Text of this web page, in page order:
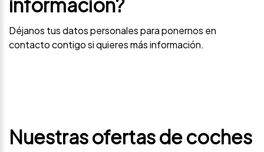
Déjanos tus datos personales para ponernos en
contacto contigo si quieres más información.
Nuestras ofertas de coches